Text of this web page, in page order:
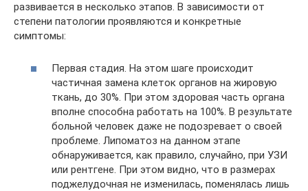
развивается в несколько этапов. В зависимости от
степени патологии проявляются и конкретные
симптомы:
Первая стадия. На этом шаге происходит
частичная замена клеток органов на жировую
ткань, до 30%. При этом здоровая часть органа
вполне способна работать на 100%. В результате
больной человек даже не подозревает о своей
проблеме. Липоматоз на данном этапе
обнаруживается, как правило, случайно, при УЗИ
или рентгене. При этом видно, что в размерах
поджелудочная не изменилась, поменялась лишь